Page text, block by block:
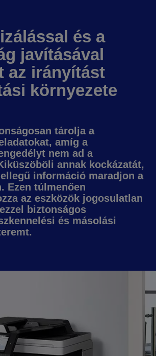
és a
javításával
az irányítást
környezete
tárolja a
amíg a
nem ad a
annak kockázatát,
információ maradjon a
Ezen túlmenően
az eszközök jogosulatlan
biztonságos
és másolási